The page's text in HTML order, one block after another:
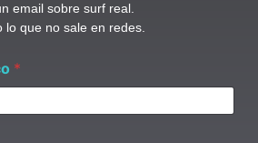
email sobre surf real.
lo que no sale en redes.
*